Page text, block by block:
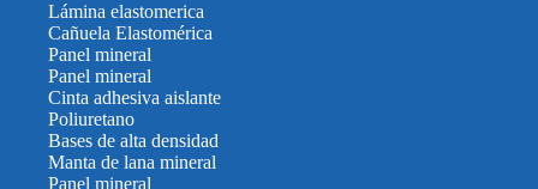
Lámina elastomerica
Cañuela Elastomérica
Panel mineral
Panel mineral
Cinta adhesiva aislante
Poliuretano
Bases de alta densidad
Manta de lana mineral
Panel mineral